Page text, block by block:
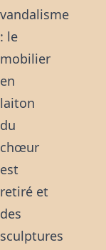
vandalisme
: le
mobilier
en
laiton
du
chœur
est
retiré et
des
sculptures